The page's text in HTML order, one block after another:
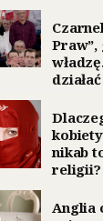
Praw”,
nikab
religii?
Anglia